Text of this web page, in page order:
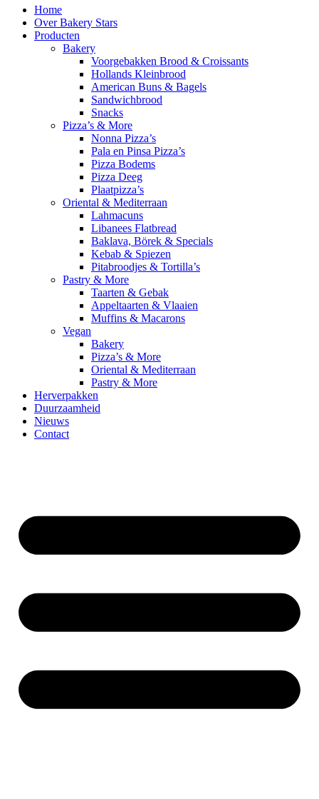
Home
Over Bakery Stars
Producten
Bakery
Voorgebakken Brood & Croissants
Hollands Kleinbrood
American Buns & Bagels
Sandwichbrood
Snacks
Pizza’s & More
Nonna Pizza’s
Pala en Pinsa Pizza’s
Pizza Bodems
Pizza Deeg
Plaatpizza’s
Oriental & Mediterraan
Lahmacuns
Libanees Flatbread
Baklava, Börek & Specials
Kebab & Spiezen
Pitabroodjes & Tortilla’s
Pastry & More
Taarten & Gebak
Appeltaarten & Vlaaien
Muffins & Macarons
Vegan
Bakery
Pizza’s & More
Oriental & Mediterraan
Pastry & More
Herverpakken
Duurzaamheid
Nieuws
Contact